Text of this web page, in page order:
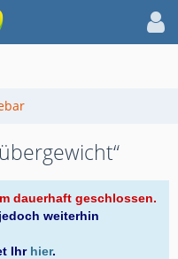
dauerhaft geschlossen.
weiterhin
Ihr hier.